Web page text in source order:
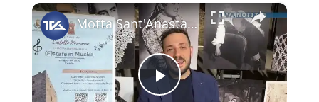
Play Unmute Fullscreen ×
Play
Motta Sant'Anastasia. L'omaggio al tenore mottese Giuseppe Di Stefano nel giorno della sua nascita.